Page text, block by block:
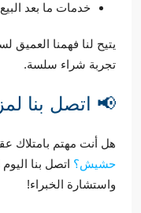
خدمات ما بعد
يتيح لنا فهمنا العميق
تجربة شراء سلسة.
📢 اتصل بنا
هل أنت مهتم بامتلاك
حشيش؟ اتصل بنا
واستشارة الخبراء!